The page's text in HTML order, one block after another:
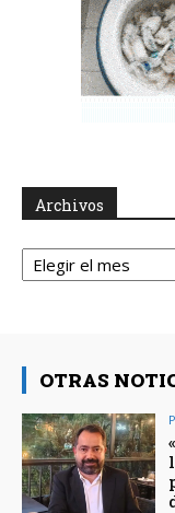
Archivos
Archivos
OTRAS